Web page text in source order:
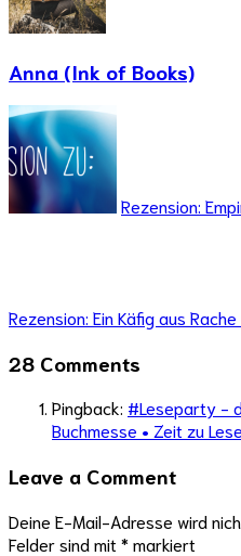
Anna (Ink of Books)
Rezension:
Rezension: Ein Käfig aus
28 Comments
Pingback: #Leseparty -
Buchmesse • Zeit zu
Leave a Comment
Deine E-Mail-Adresse wird
Felder sind mit * markiert